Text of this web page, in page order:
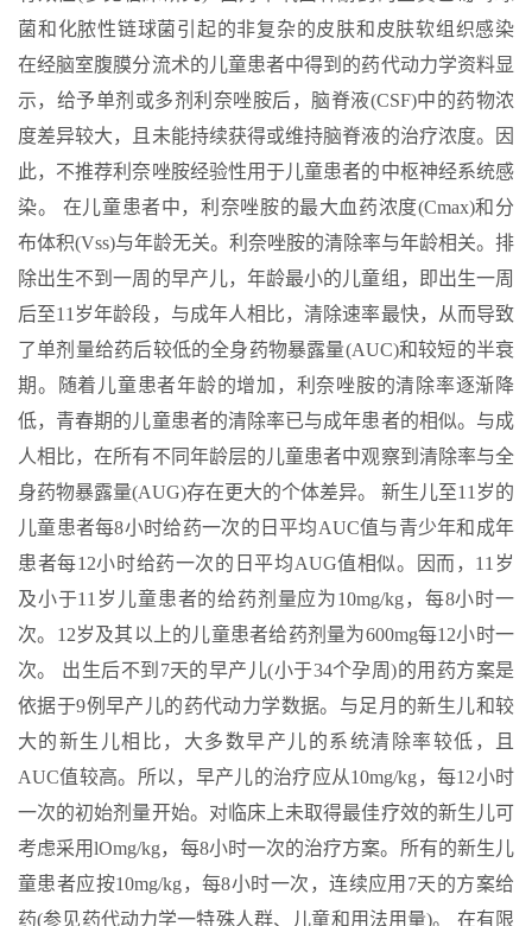
菌和化脓性链球菌引起的非复杂的皮肤和皮肤软组织感染
在经脑室腹膜分流术的儿童患者中得到的药代动力学资料显
示，给予单剂或多剂利奈唑胺后，脑脊液(CSF)中的药物浓
度差异较大，且未能持续获得或维持脑脊液的治疗浓度。因
此，不推荐利奈唑胺经验性用于儿童患者的中枢神经系统感
染。 在儿童患者中，利奈唑胺的最大血药浓度(Cmax)和分
布体积(Vss)与年龄无关。利奈唑胺的清除率与年龄相关。排
除出生不到一周的早产儿，年龄最小的儿童组，即出生一周
后至11岁年龄段，与成年人相比，清除速率最快，从而导致
了单剂量给药后较低的全身药物暴露量(AUC)和较短的半衰
期。随着儿童患者年龄的增加，利奈唑胺的清除率逐渐降
低，青春期的儿童患者的清除率已与成年患者的相似。与成
人相比，在所有不同年龄层的儿童患者中观察到清除率与全
身药物暴露量(AUG)存在更大的个体差异。 新生儿至11岁的
儿童患者每8小时给药一次的日平均AUC值与青少年和成年
患者每12小时给药一次的日平均AUG值相似。因而，11岁
及小于11岁儿童患者的给药剂量应为10mg/kg，每8小时一
次。12岁及其以上的儿童患者给药剂量为600mg每12小时一
次。 出生后不到7天的早产儿(小于34个孕周)的用药方案是
依据于9例早产儿的药代动力学数据。与足月的新生儿和较
大的新生儿相比，大多数早产儿的系统清除率较低，且
AUC值较高。所以，早产儿的治疗应从10mg/kg，每12小时
一次的初始剂量开始。对临床上未取得最佳疗效的新生儿可
考虑采用lOmg/kg，每8小时一次的治疗方案。所有的新生儿
童患者应按10mg/kg，每8小时一次，连续应用7天的方案给
药(参见药代动力学一特殊人群、儿童和用法用量)。 在有限